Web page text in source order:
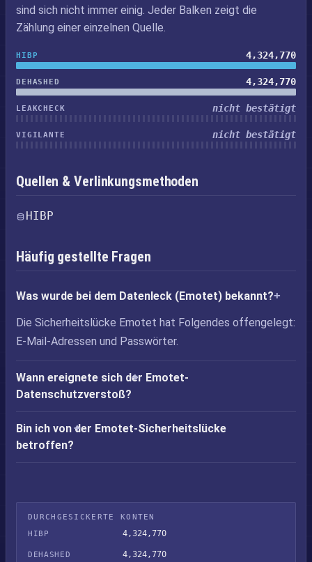
sind sich nicht immer einig. Jeder Balken zeigt die
Zählung einer einzelnen Quelle.
HIBP 4,324,770
DEHASHED 4,324,770
LEAKCHECK nicht bestätigt
VIGILANTE nicht bestätigt
Quellen & Verlinkungsmethoden
HIBP
Häufig gestellte Fragen
Was wurde bei dem Datenleck (Emotet) bekannt?
Die Sicherheitslücke Emotet hat Folgendes offengelegt:
E-Mail-Adressen und Passwörter.
Wann ereignete sich der Emotet-
Datenschutzverstoß?
Bin ich von der Emotet-Sicherheitslücke
betroffen?
DURCHGESICKERTE KONTEN
HIBP
4,324,770
DEHASHED 4,324,770